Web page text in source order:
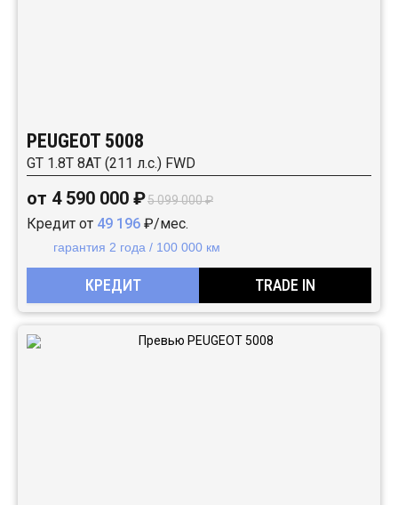
PEUGEOT 5008
GT 1.8T 8AT (211 л.с.) FWD
от 4 590 000 ₽5 099 000 ₽
Кредит от 49 196 ₽/мес.
гарантия 2 года / 100 000 км
КРЕДИТ TRADE IN